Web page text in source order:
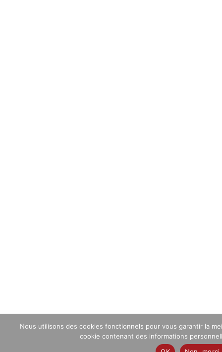
Nous utilisons des cookies fonctionnels pour vous garantir la
cookie contenant des informations